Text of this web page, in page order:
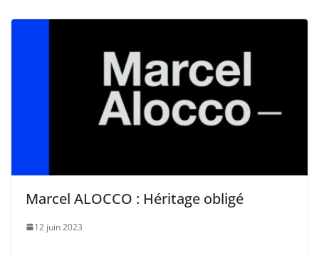
Marcel ALOCCO : Héritage obligé
12 juin 2023